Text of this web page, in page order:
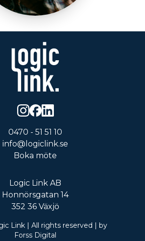
0470 - 51 51 10
info@logiclink.se
Boka möte
Logic Link AB
Honnörsgatan 14
352 36 Växjö
Link | All rights reserved | by
Forss Digital